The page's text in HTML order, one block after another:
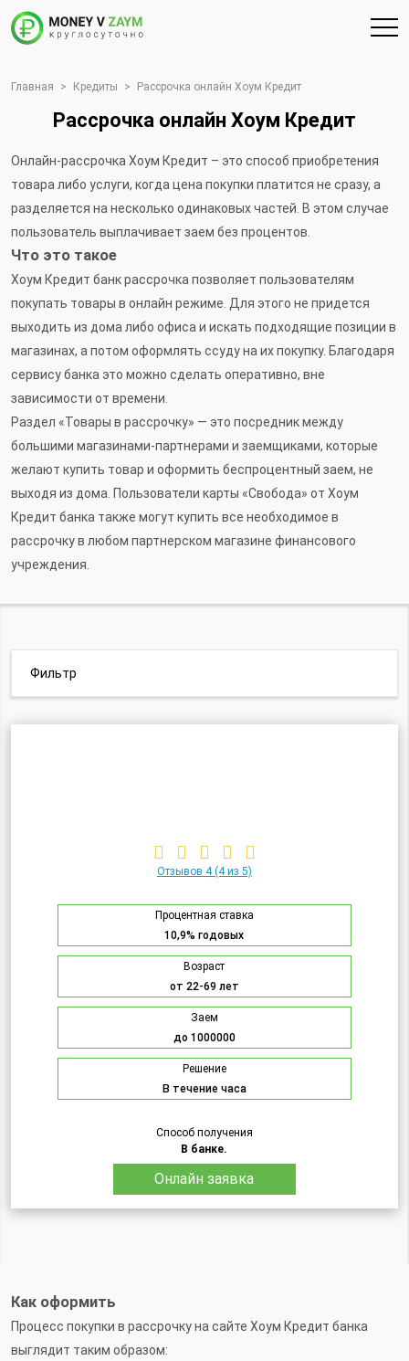
Главная > Кредиты > Рассрочка онлайн Хоум Кредит
Рассрочка онлайн Хоум Кредит
Онлайн-рассрочка Хоум Кредит – это способ приобретения
товара либо услуги, когда цена покупки платится не сразу, а
разделяется на несколько одинаковых частей. В этом случае
пользователь выплачивает заем без процентов.
Что это такое
Хоум Кредит банк рассрочка позволяет пользователям
покупать товары в онлайн режиме. Для этого не придется
выходить из дома либо офиса и искать подходящие позиции в
магазинах, а потом оформлять ссуду на их покупку. Благодаря
сервису банка это можно сделать оперативно, вне
зависимости от времени.
Раздел «Товары в рассрочку» — это посредник между
большими магазинами-партнерами и заемщиками, которые
желают купить товар и оформить беспроцентный заем, не
выходя из дома. Пользователи карты «Свобода» от Хоум
Кредит банка также могут купить все необходимое в
рассрочку в любом партнерском магазине финансового
учреждения.
Фильтр
Отзывов 4(4 из 5)
Процентная ставка
10,9% годовых
Возраст
от 22-69 лет
Заем
до 1000000
Решение
В течение часа
Способ получения
В банке.
Онлайн заявка
Как оформить
Процесс покупки в рассрочку на сайте Хоум Кредит банка
выглядит таким образом: